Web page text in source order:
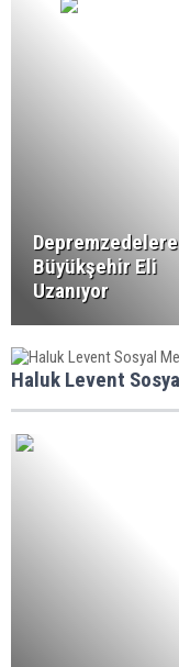
Depremzedelere
Büyükşehir Eli
Uzanıyor
Haluk Levent